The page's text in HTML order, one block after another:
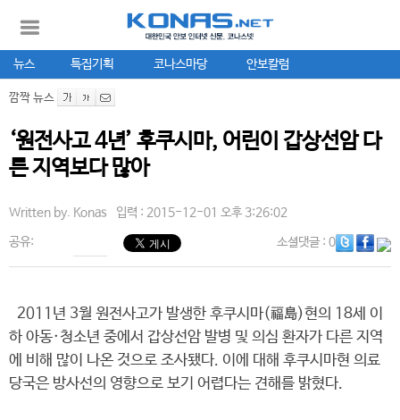
뉴스 특집기획 코나스마당 안보칼럼
깜짝 뉴스
‘원전사고 4년’ 후쿠시마, 어린이 갑상선암 다
른 지역보다 많아
Written by. Konas 입력 : 2015-12-01 오후 3:26:02
공유: 소셜댓글: 0
2011년 3월 원전사고가 발생한 후쿠시마(福島)현의 18세 이
하 아동·청소년 중에서 갑상선암 발병 및 의심 환자가 다른 지역
에 비해 많이 나온 것으로 조사됐다. 이에 대해 후쿠시마현 의료
당국은 방사선의 영향으로 보기 어렵다는 견해를 밝혔다.